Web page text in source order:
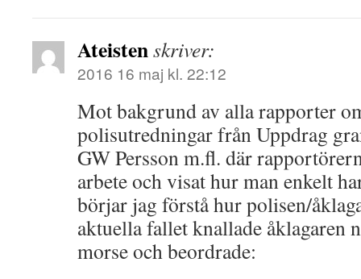
Ateistenskriver:
2016 16 maj kl. 22:12
Mot bakgrund av alla rapporter
polisutredningar från Uppdrag
GW Persson m.fl. där
arbete och visat hur man enkelt
börjar jag förstå hur polisen/
aktuella fallet knallade åklagaren
morse och beordrade: